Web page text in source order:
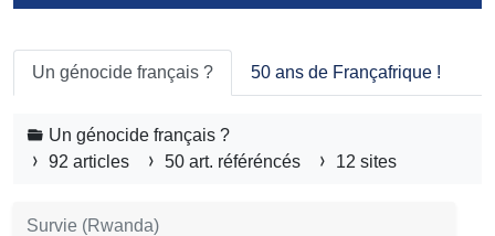
Un génocide français ? 50 ans de Françafrique !
Un génocide français ?
92 articles
50 art. référéncés 12 sites
Survie (Rwanda)